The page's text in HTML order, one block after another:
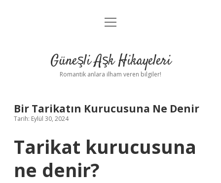
Anasayfa
Yasal Uyarı
menüyü
Güneşli Aşk Hikayeleri
Romantik anlara ilham veren bilgiler!
Bir Tarikatın Kurucusuna Ne Denir
Tarih: Eylül 30, 2024
Tarikat kurucusuna
ne denir?